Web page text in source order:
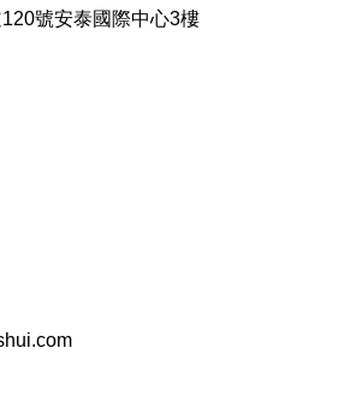
號安泰國際中心3樓